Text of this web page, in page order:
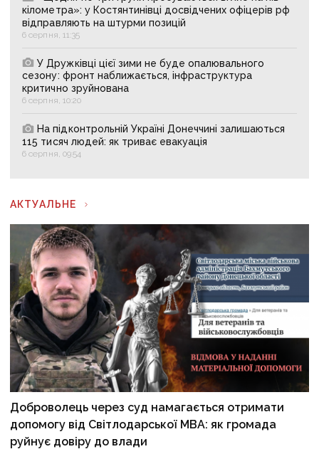
кілометра»: у Костянтинівці досвідчених офіцерів рф
відправляють на штурми позицій
6 серпня, 11:35
У Дружківці цієї зими не буде опалювального
сезону: фронт наближається, інфраструктура
критично зруйнована
6 серпня, 10:20
На підконтрольній Україні Донеччині залишаються
115 тисяч людей: як триває евакуація
6 серпня, 09:54
АКТУАЛЬНЕ
Доброволець через суд намагається отримати
допомогу від Світлодарської МВА: як громада
руйнує довіру до влади